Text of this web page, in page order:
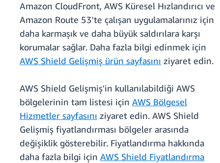
Amazon CloudFront, AWS Küresel Hızlandırıcı ve
Amazon Route 53'te çalışan uygulamalarınız için
daha karmaşık ve daha büyük saldırılara karşı
korumalar sağlar. Daha fazla bilgi edinmek için
AWS Shield Gelişmiş ürün sayfasını ziyaret edin.
AWS Shield Gelişmiş'in kullanılabildiği AWS
bölgelerinin tam listesi için AWS Bölgesel
Hizmetler sayfasını ziyaret edin. AWS Shield
Gelişmiş fiyatlandırması bölgeler arasında
değişiklik gösterebilir. Fiyatlandırma hakkında
daha fazla bilgi için AWS Shield Fiyatlandırma